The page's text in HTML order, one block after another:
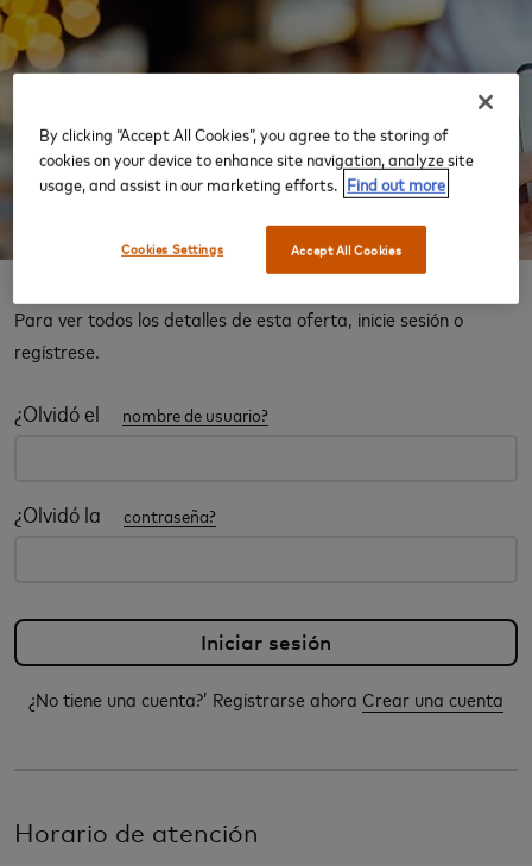
La experiencia de una sala VIP
Para ver todos los detalles de esta oferta, inicie sesión o
regístrese.
¿Olvidó el nombre de usuario?
¿Olvidó la contraseña?
¿No tiene una cuenta?’ Registrarse ahora Crear una cuenta
Horario de atención
By clicking “Accept All Cookies”, you agree to the storing of
cookies on your device to enhance site navigation, analyze site
usage, and assist in our marketing efforts. Find out more
Accept All Cookies
Cookies Settings